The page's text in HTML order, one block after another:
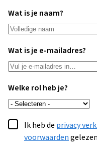
Wat is je naam?
Wat is je e-mailadres?
Welke rol heb je?
Ik heb de privacy
voorwaarden